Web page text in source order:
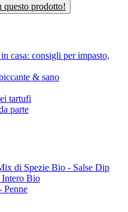
questo prodotto!
casa: consigli per impasto,
& sano
tartufi
parte
di Spezie Bio - Salse Dip
Intero Bio
Penne